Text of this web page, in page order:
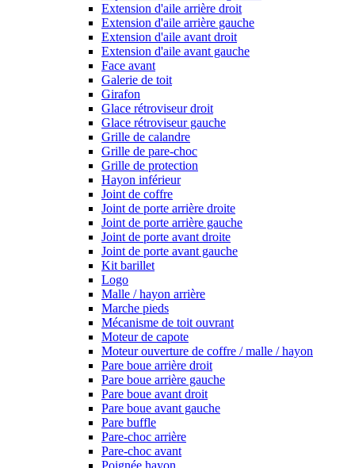
Extension d'aile arrière droit
Extension d'aile arrière gauche
Extension d'aile avant droit
Extension d'aile avant gauche
Face avant
Galerie de toit
Girafon
Glace rétroviseur droit
Glace rétroviseur gauche
Grille de calandre
Grille de pare-choc
Grille de protection
Hayon inférieur
Joint de coffre
Joint de porte arrière droite
Joint de porte arrière gauche
Joint de porte avant droite
Joint de porte avant gauche
Kit barillet
Logo
Malle / hayon arrière
Marche pieds
Mécanisme de toit ouvrant
Moteur de capote
Moteur ouverture de coffre / malle / hayon
Pare boue arrière droit
Pare boue arrière gauche
Pare boue avant droit
Pare boue avant gauche
Pare buffle
Pare-choc arrière
Pare-choc avant
Poignée hayon